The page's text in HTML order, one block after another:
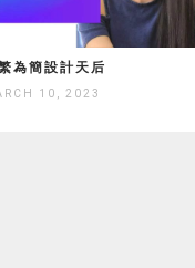
為簡設計天后
10, 2023